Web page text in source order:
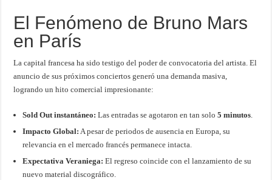
El Fenómeno de Bruno Mars
en París
La capital francesa ha sido testigo del poder de convocatoria del artista. El
anuncio de sus próximos conciertos generó una demanda masiva,
logrando un hito comercial impresionante:
Sold Out instantáneo: Las entradas se agotaron en tan solo5 minutos.
Impacto Global: A pesar de periodos de ausencia en Europa, su
relevancia en el mercado francés permanece intacta.
Expectativa Veraniega: El regreso coincide con el lanzamiento de su
nuevo material discográfico.